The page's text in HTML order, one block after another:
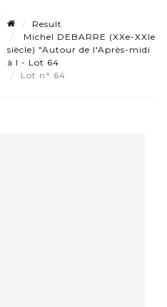
Result
Michel DEBARRE (XXe-XXIe
siècle) "Autour de l'Après-midi
à l - Lot 64
Lot n° 64